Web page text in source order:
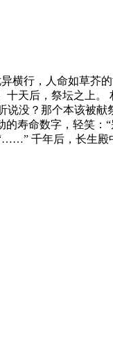
横行，人命如草
天后，祭坛之上。
没？那个本该被
寿命数字，轻笑
千年后，长生